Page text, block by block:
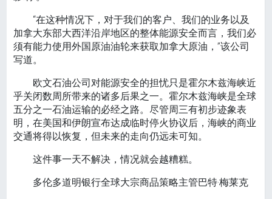
“在这种情况下，对于我们的客户、我们的业务以及
加拿大东部大西洋沿岸地区的整体能源安全而言，我们必
须有能力使用外国原油油轮来获取加拿大原油，”该公司
写道。
欧文石油公司对能源安全的担忧只是霍尔木兹海峡近
乎关闭数周所带来的诸多后果之一。霍尔木兹海峡是全球
五分之一石油运输的必经之路。尽管周三有初步迹象表
明，在美国和伊朗宣布达成临时停火协议后，海峡的商业
交通将得以恢复，但未来的走向仍远未可知。
这件事一天不解决，情况就会越糟糕。
多伦多道明银行全球大宗商品策略主管巴特·梅莱克